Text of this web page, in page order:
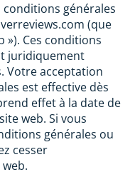
générales
(que
»). Ces conditions
juridiquement
Votre acceptation
est effective dès
effet à la date de
web. Si vous
générales ou
cesser